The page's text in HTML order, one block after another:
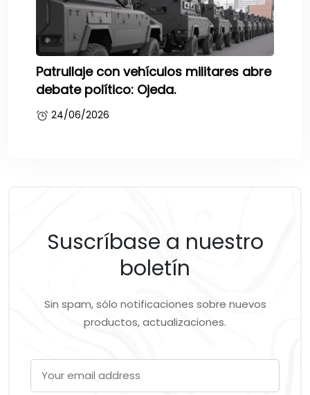
Patrullaje con vehículos militares abre
debate político: Ojeda.
24/06/2026
Suscríbase a nuestro
boletín
Sin spam, sólo notificaciones sobre nuevos
productos, actualizaciones.